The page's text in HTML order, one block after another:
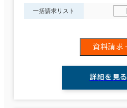
一括請求リスト
資料請求
詳細を見る